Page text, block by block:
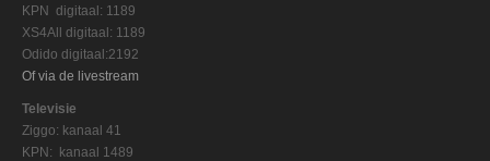
KPN digitaal: 1189
XS4All digitaal: 1189
Odido digitaal:2192
Of via de livestream
Televisie
Ziggo: kanaal 41
KPN: kanaal 1489